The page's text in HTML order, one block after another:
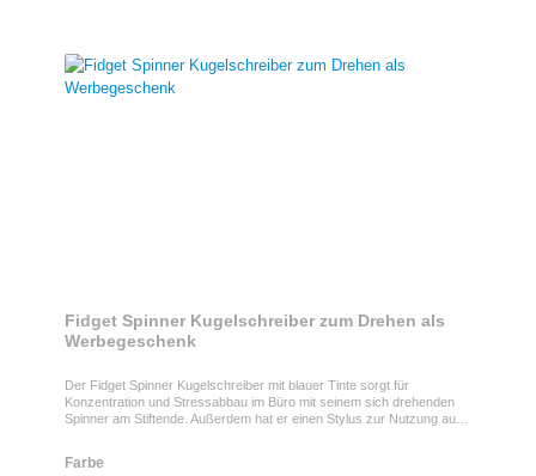
Fidget Spinner Kugelschreiber zum Drehen als
Werbegeschenk
Der Fidget Spinner Kugelschreiber mit blauer Tinte sorgt für
Konzentration und Stressabbau im Büro mit seinem sich drehenden
Spinner am Stiftende. Außerdem hat er einen Stylus zur Nutzung auf
werden, was den Stift zu einem besonderen Streuartikel für Ihre Firma
Farbe